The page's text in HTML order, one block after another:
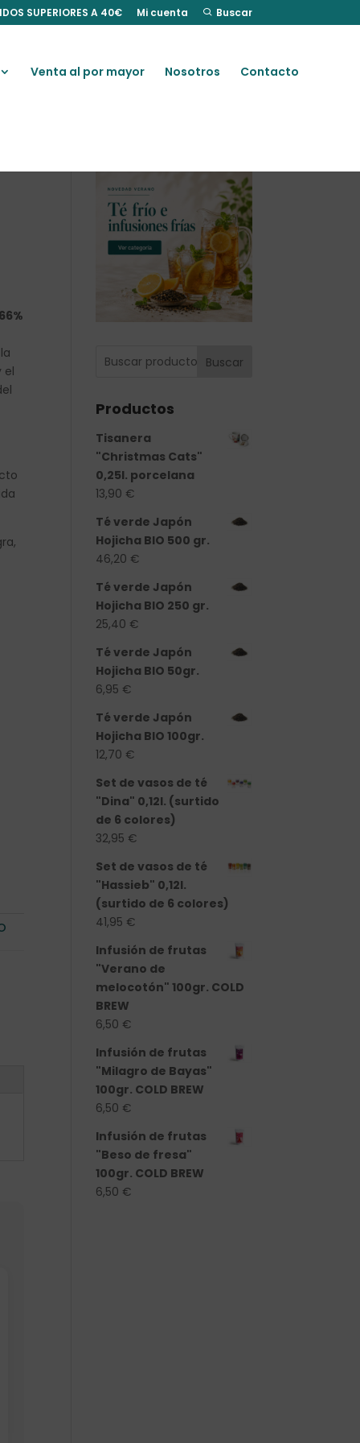
SUPERIORES A 40€ Mi cuenta Buscar
Venta al por mayor Nosotros Contacto
el
Buscar
Productos
Tisanera
"Christmas Cats"
0,25l. porcelana
13,90 €
Té verde Japón
Hojicha BIO 500 gr.
46,20 €
Té verde Japón
Hojicha BIO 250 gr.
25,40 €
Té verde Japón
Hojicha BIO 50gr.
6,95 €
Té verde Japón
Hojicha BIO 100gr.
12,70 €
Set de vasos de té
"Dina" 0,12l. (surtido
de 6 colores)
32,95 €
Set de vasos de té
"Hassieb" 0,12l.
(surtido de 6 colores)
41,95 €
Infusión de frutas
"Verano de
melocotón" 100gr. COLD
BREW
6,50 €
Infusión de frutas
"Milagro de Bayas"
100gr. COLD BREW
6,50 €
Infusión de frutas
"Beso de fresa"
100gr. COLD BREW
6,50 €